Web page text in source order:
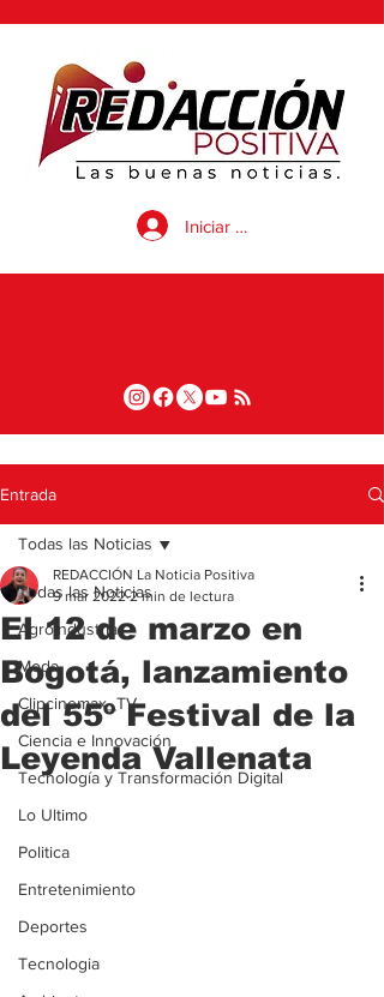
Iniciar sesión
Entrada
Todas las Noticias
Agroindustria
Moda
Clipcinemax_TV
Ciencia e Innovación
Tecnología y Transformación Digital
Lo Ultimo
Politica
Entretenimiento
Deportes
Tecnologia
Todas las Noticias
El 12 de marzo en
Bogotá, lanzamiento
del 55º Festival de la
Leyenda Vallenata
REDACCIÓN La Noticia Positiva
9 mar 2022 2 min de lectura